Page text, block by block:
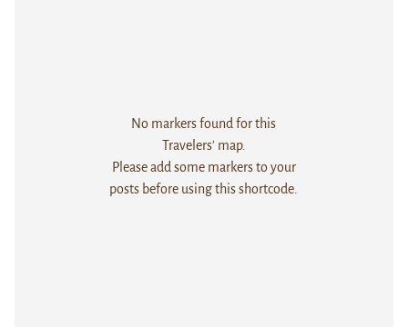
No markers found for this
Travelers' map.
Please add some markers to your
posts before using this shortcode.